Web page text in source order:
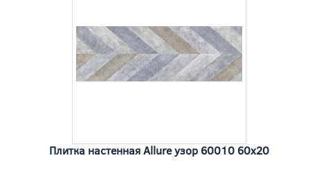
Плитка настенная Allure узор 60010 60x20